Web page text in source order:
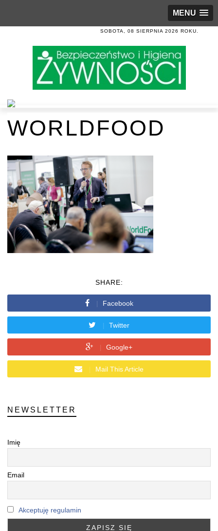
MENU
SOBOTA, 08 SIERPNIA 2026 ROKU.
WORLDFOOD
SHARE:
Facebook
Twitter
Google+
Mail This Article
NEWSLETTER
Imię
Email
Akceptuję regulamin